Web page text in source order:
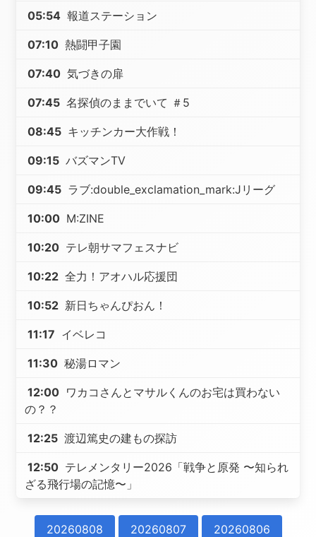
05:54 報道ステーション
07:10 熱闘甲子園
07:40 気づきの扉
07:45 名探偵のままでいて ＃5
08:45 キッチンカー大作戦！
09:15 バズマンTV
09:45 ラブ:double_exclamation_mark:Jリーグ
10:00 M:ZINE
10:20 テレ朝サマフェスナビ
10:22 全力！アオハル応援団
10:52 新日ちゃんぴおん！
11:17 イベレコ
11:30 秘湯ロマン
12:00 ワカコさんとマサルくんのお宅は買わない
の？？
12:25 渡辺篤史の建もの探訪
12:50 テレメンタリー2026「戦争と原発 〜知られ
ざる飛行場の記憶〜」
20260808 20260807
20260806